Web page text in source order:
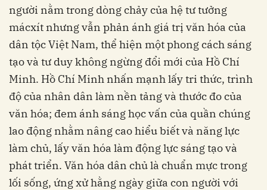
người nằm trong dòng chảy của hệ tư tưởng
mácxít nhưng vẫn phản ánh giá trị văn hóa của
dân tộc Việt Nam, thể hiện một phong cách sáng
tạo và tư duy không ngừng đổi mới của Hồ Chí
Minh. Hồ Chí Minh nhấn mạnh lấy tri thức, trình
độ của nhân dân làm nền tảng và thước đo của
văn hóa; đem ánh sáng học vấn của quần chúng
lao động nhằm nâng cao hiểu biết và năng lực
làm chủ, lấy văn hóa làm động lực sáng tạo và
phát triển. Văn hóa dân chủ là chuẩn mực trong
lối sống, ứng xử hằng ngày giữa con người với